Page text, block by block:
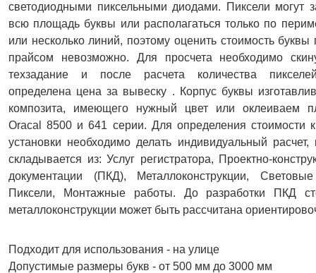
светодиодными пиксельными диодами. Пиксели могут
всю площадь буквы или располагаться только по
или несколько линий, поэтому оценить стоимость буквы
прайсом невозможно. Для просчета необходимо
техзадание и после расчета количества
определена цена за вывеску . Корпус буквы
композита, имеющего нужный цвет или оклеиваем
Oracal 8500 и 641 серии. Для определения стоимости
установки необходимо делать индивидуальный расчет,
складывается из: Услуг регистратора, Проектно-
документации (ПКД), Металлоконструкции,
Пиксели, Монтажные работы. До разработки ПКД
металлоконструкции может быть рассчитана
Подходит для использования - на улице
Допустимые размеры букв - от 500 мм до 3000 мм